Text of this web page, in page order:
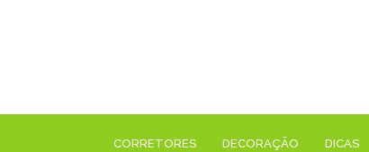
CORRETORES DECORAÇÃO DICAS